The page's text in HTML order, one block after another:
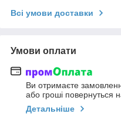
Всі умови доставки
Умови оплати
Ви отримаєте
або гроші повернуться
Детальніше